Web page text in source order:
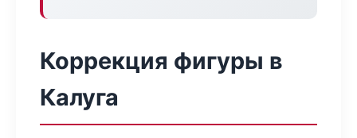
Коррекция фигуры в
Калуга